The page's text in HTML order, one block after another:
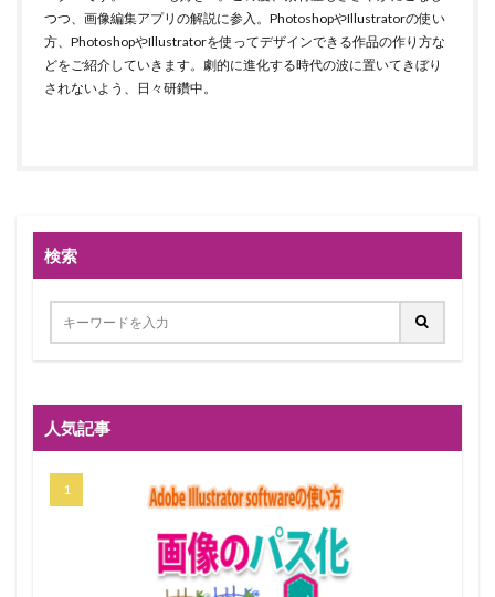
つつ、画像編集アプリの解説に参入。PhotoshopやIllustratorの使い
方、PhotoshopやIllustratorを使ってデザインできる作品の作り方な
どをご紹介していきます。劇的に進化する時代の波に置いてきぼり
されないよう、日々研鑽中。
検索
人気記事